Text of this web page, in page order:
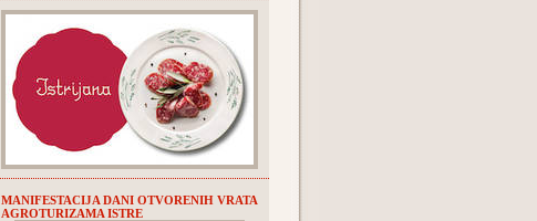
MANIFESTACIJA DANI OTVORENIH VRATA
AGROTURIZAMA ISTRE